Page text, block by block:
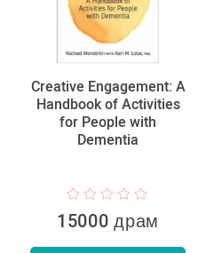
Creative Engagement: A
Handbook of Activities
for People with
Dementia
15000 драм